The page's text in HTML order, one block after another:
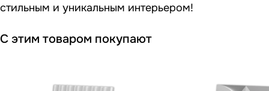
стильным и уникальным интерьером!
С этим товаром покупают